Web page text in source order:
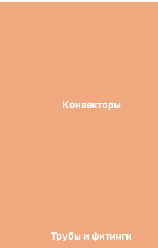
Конвекторы
Трубы и фитинги